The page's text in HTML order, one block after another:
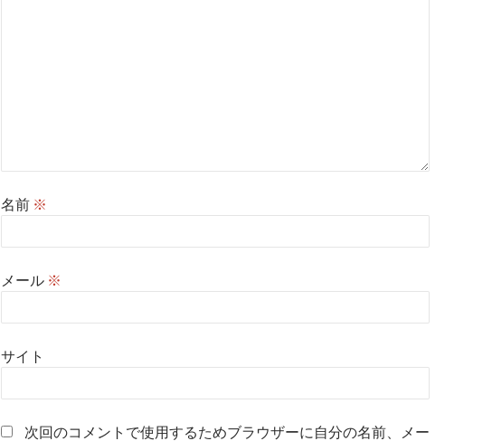
名前 ※
メール ※
サイト
次回のコメントで使用するためブラウザーに自分の名前、メー